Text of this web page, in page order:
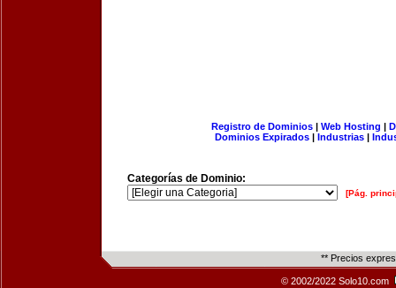
Registro de Dominios| Web Hosting |
Dominios Expirados | Industrias |
Categorías de Dominio:
[Pág.
** Precios
© 2002/2022 Solo10.com